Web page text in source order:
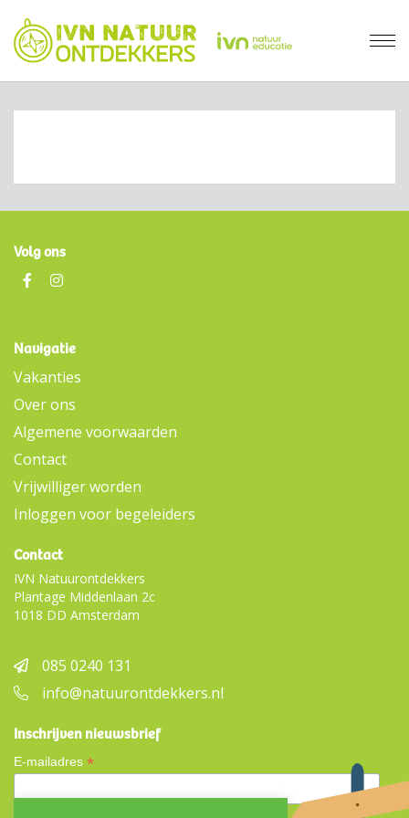
Volg ons
Navigatie
Vakanties
Over ons
Algemene voorwaarden
Contact
Vrijwilliger worden
Inloggen voor begeleiders
Contact
IVN Natuurontdekkers
Plantage Middenlaan 2c
1018 DD Amsterdam
085 0240 131
info@natuurontdekkers.nl
Inschrijven nieuwsbrief
E-mailadres *